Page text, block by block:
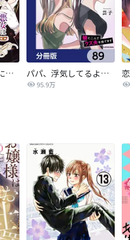
悪女は仮面の騎士に騙されない パパ、浮気してるよ？娘と二人でクズ夫を捨てます【分冊版】
95.9万